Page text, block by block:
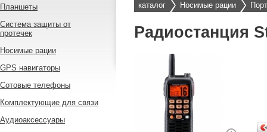
Планшеты
Система защиты от
протечек
Носимые рации
GPS навигаторы
Сотовые телефоны
Комплектующие для связи
Аудиоаксессуары
каталог Носимые рации
Радиостанция